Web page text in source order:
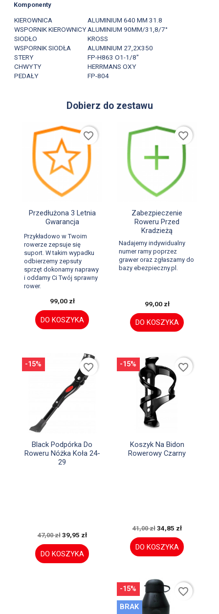
Komponenty
KIEROWNICA
ALUMINIUM 640 MM 31.8
WSPORNIK KIEROWNICYALUMINIUM 90MM/31,8/7°
SIODŁO
KROSS
WSPORNIK SIODŁA
ALUMINIUM 27,2X350
STERY
FP-H863 O1-1/8"
CHWYTY
HERRMANS OXY
PEDAŁY
FP-804
Dobierz do zestawu
Szybki podgląd
Przedłużona 3 Letnia
Gwarancja
Przykładowo w Twoim
rowerze zepsuje się
suport. W takim wypadku
odbierzemy zepsuty
sprzęt dokonamy naprawy
i oddamy Ci Twój sprawny
rower.
99,00 zł
DO KOSZYKA
favorite_border
Szybki podgląd
Zabezpieczenie
Roweru Przed
Kradzieżą
Nadajemy indywidualny
numer ramy poprzez
grawer oraz zgłaszamy do
bazy ebezpieczny.pl.
99,00 zł
DO KOSZYKA
favorite_border
Szybki podgląd
Black Podpórka Do
Roweru Nóżka Koła 24-
29
47,00 zł 39,95 zł
DO KOSZYKA
-15% favorite_border
Szybki podgląd
Koszyk Na Bidon
Rowerowy Czarny
41,00 zł 34,85 zł
DO KOSZYKA
-15% favorite_border
-15%
BRAK
favorite_border